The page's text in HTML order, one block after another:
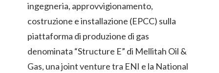
ingegneria, approvvigionamento,
costruzione e installazione (EPCC) sulla
piattaforma di produzione di gas
denominata “Structure E” di Mellitah Oil &
Gas, una joint venture tra ENI e la National